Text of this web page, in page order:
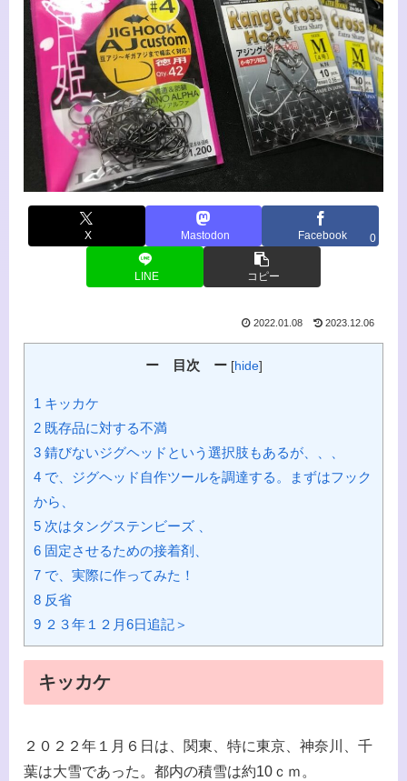
X Mastodon Facebook 0
LINE コピー
2022.01.08 2023.12.06
ー 目次 ー [hide]
1 キッカケ
2 既存品に対する不満
3 錆びないジグヘッドという選択肢もあるが、、、
4 で、ジグヘッド自作ツールを調達する。まずはフック
から、
5 次はタングステンビーズ 、
6 固定させるための接着剤、
7 で、実際に作ってみた！
8 反省
9 ２３年１２月6日追記＞
キッカケ
２０２２年１月６日は、関東、特に東京、神奈川、千
葉は大雪であった。都内の積雪は約10ｃｍ。